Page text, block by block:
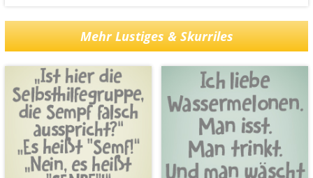
Mehr Lustiges & Skurriles